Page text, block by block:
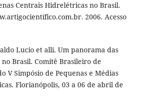
Centrais Hidrelétricas no Brasil.
2006. Acesso
Lucio et alli. Um panorama das
Brasil. Comitê Brasileiro de
V Simpósio de Pequenas e Médias
Florianópolis, 03 a 06 de abril de